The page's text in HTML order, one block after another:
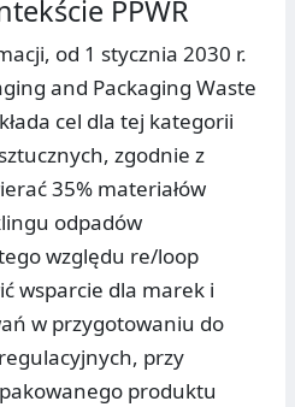
PPWR
od 1 stycznia 2030 r.
and Packaging Waste
cel dla tej kategorii
zgodnie z
35% materiałów
odpadów
względu re/loop
wsparcie dla marek i
w przygotowaniu do
przy
produktu